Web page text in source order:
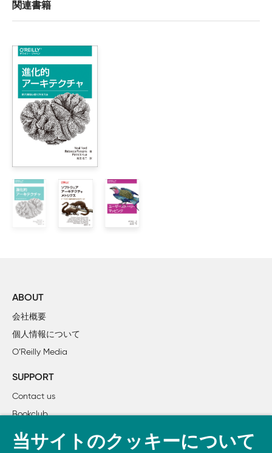
日本語版序文
序文
第Ⅰ部 ソフトウェアアーキテクチャ入門
1章 ソフトウェアアーキテクトになる
    1.1　ソフトウェアアーキテクトが行うこと
    1.2　ソフトウェアアーキテクチャとは何か
    1.3　チームのアーキテクトになる
    1.4　素晴らしいソフトウェアを作り上げる
    1.6　次にやること
2章 デザイン思考の基礎
第Ⅱ部 アーキテクチャ設計の基礎
3章 デザイン戦略を立てる
    3.1　満足のいく設計を見つける
    3.4　設計計画を立てる
    3.5　Lionheartプロジェクト：ここまでのあらすじ
    3.6　次にやること
関連書籍
ABOUT
会社概要
個人情報について
O’Reilly Media
SUPPORT
Contact us
Bookclub
書籍注文
当サイトのクッキーについて